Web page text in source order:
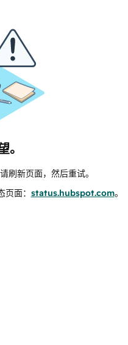
。
刷新页面，然后重试。
面： status.hubspot.com。